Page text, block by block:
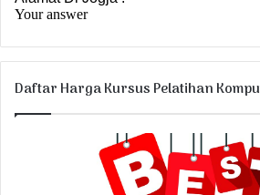
Daftar Harga Kursus Pelatihan